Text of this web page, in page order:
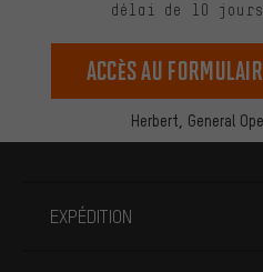
Herbert, General
délai de 10 jours.
Accès au
EXPÉDITION